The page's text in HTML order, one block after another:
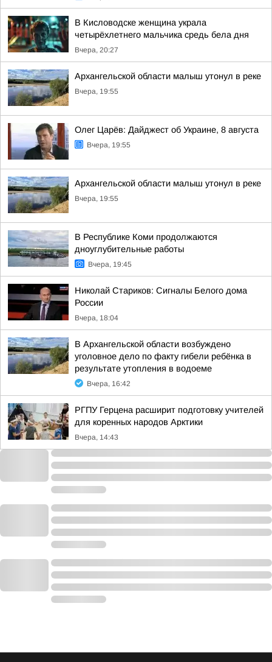
В Кисловодске женщина украла
четырёхлетнего мальчика средь бела дня
Вчера, 20:27
Архангельской области малыш утонул в реке
Вчера, 19:55
Олег Царёв: Дайджест об Украине, 8 августа
Вчера, 19:55
Архангельской области малыш утонул в реке
Вчера, 19:55
В Республике Коми продолжаются
дноуглубительные работы
Вчера, 19:45
Николай Стариков: Сигналы Белого дома
России
Вчера, 18:04
В Архангельской области возбуждено
уголовное дело по факту гибели ребёнка в
результате утопления в водоеме
Вчера, 16:42
РГПУ Герцена расширит подготовку учителей
для коренных народов Арктики
Вчера, 14:43